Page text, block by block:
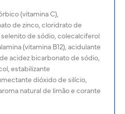
(vitamina C),
de zinco, cloridrato de
de sódio, colecalciferol
(vitamina B12), acidulante
acidez bicarbonato de sódio,
estabilizante
dióxido de silício,
natural de limão e corante